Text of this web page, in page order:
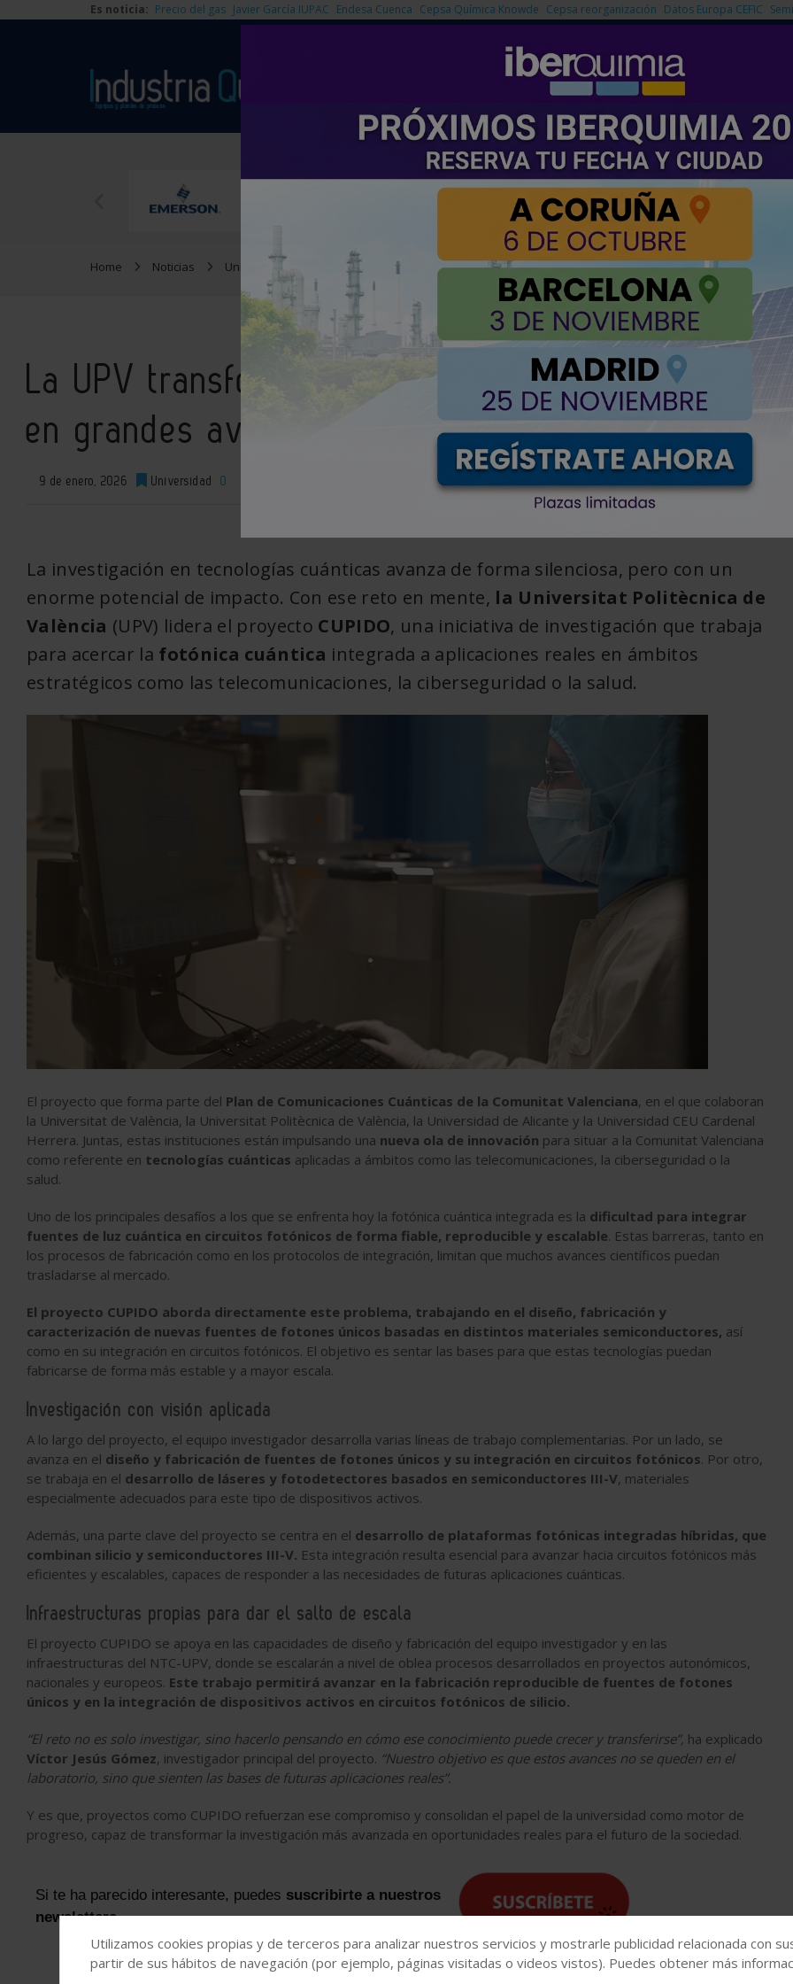
Es noticia: Precio del gas Javier García IUPAC Endesa Cuenca Cepsa Química Knowde Cepsa reorganización Datos Europa CEFIC
NOTICIAS PRODUCTOS
EMPRESAS PREMIUM
Home Noticias Universidad La UPV transforma pequeñas partículas de luz en grandes avances tecnológicos
La UPV transforma pequeñas partículas de luz
en grandes avances tecnológicos
9 de enero, 2026 Universidad 0
La investigación en tecnologías cuánticas avanza de forma silenciosa, pero con un
enorme potencial de impacto. Con ese reto en mente, la Universitat Politècnica de
València (UPV) lidera el proyecto CUPIDO, una iniciativa de investigación que trabaja
para acercar la fotónica cuántica integrada a aplicaciones reales en ámbitos
estratégicos como las telecomunicaciones, la ciberseguridad o la salud.
El proyecto que forma parte del Plan de Comunicaciones Cuánticas de la Comunitat Valenciana, en el que colaboran
la Universitat de València, la Universitat Politècnica de València, la Universidad de Alicante y la Universidad CEU Cardenal
Herrera. Juntas, estas instituciones están impulsando una nueva ola de innovación para situar a la Comunitat Valenciana
como referente en tecnologías cuánticas aplicadas a ámbitos como las telecomunicaciones, la ciberseguridad o la
salud.
Uno de los principales desafíos a los que se enfrenta hoy la fotónica cuántica integrada es la dificultad para integrar
fuentes de luz cuántica en circuitos fotónicos de forma fiable, reproducible y escalable. Estas barreras, tanto en
los procesos de fabricación como en los protocolos de integración, limitan que muchos avances científicos puedan
trasladarse al mercado.
El proyecto CUPIDO aborda directamente este problema, trabajando en el diseño, fabricación y
caracterización de nuevas fuentes de fotones únicos basadas en distintos materiales semiconductores, así
como en su integración en circuitos fotónicos. El objetivo es sentar las bases para que estas tecnologías puedan
fabricarse de forma más estable y a mayor escala.
Investigación con visión aplicada
A lo largo del proyecto, el equipo investigador desarrolla varias líneas de trabajo complementarias. Por un lado, se
avanza en el diseño y fabricación de fuentes de fotones únicos y su integración en circuitos fotónicos. Por otro,
se trabaja en el desarrollo de láseres y fotodetectores basados en semiconductores III-V, materiales
especialmente adecuados para este tipo de dispositivos activos.
Además, una parte clave del proyecto se centra en el desarrollo de plataformas fotónicas integradas híbridas, que
combinan silicio y semiconductores III-V. Esta integración resulta esencial para avanzar hacia circuitos fotónicos más
eficientes y escalables, capaces de responder a las necesidades de futuras aplicaciones cuánticas.
Infraestructuras propias para dar el salto de escala
El proyecto CUPIDO se apoya en las capacidades de diseño y fabricación del equipo investigador y en las
infraestructuras del NTC-UPV, donde se escalarán a nivel de oblea procesos desarrollados en proyectos autonómicos,
nacionales y europeos. Este trabajo permitirá avanzar en la fabricación reproducible de fuentes de fotones
únicos y en la integración de dispositivos activos en circuitos fotónicos de silicio.
“El reto no es solo investigar, sino hacerlo pensando en cómo ese conocimiento puede crecer y transferirse”, ha explicado
Víctor Jesús Gómez, investigador principal del proyecto. “Nuestro objetivo es que estos avances no se queden en el
laboratorio, sino que sienten las bases de futuras aplicaciones reales”.
Y es que, proyectos como CUPIDO refuerzan ese compromiso y consolidan el papel de la universidad como motor de
progreso, capaz de transformar la investigación más avanzada en oportunidades reales para el futuro de la sociedad.
Si te ha parecido interesante, puedes suscribirte a nuestros
newsletters
Utilizamos cookies propias y de terceros para analizar nuestros servicios y mostrarle publicidad relacionada con
partir de sus hábitos de navegación (por ejemplo, páginas visitadas o videos vistos). Puedes obtener más